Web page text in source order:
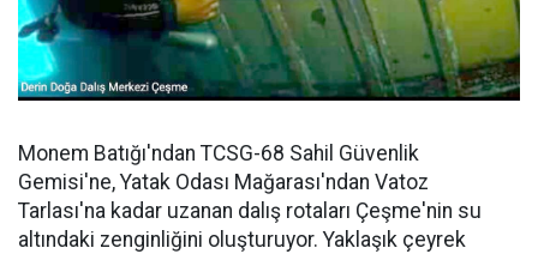
Monem Batığı'ndan TCSG-68 Sahil Güvenlik
Gemisi'ne, Yatak Odası Mağarası'ndan Vatoz
Tarlası'na kadar uzanan dalış rotaları Çeşme'nin su
altındaki zenginliğini oluşturuyor. Yaklaşık çeyrek